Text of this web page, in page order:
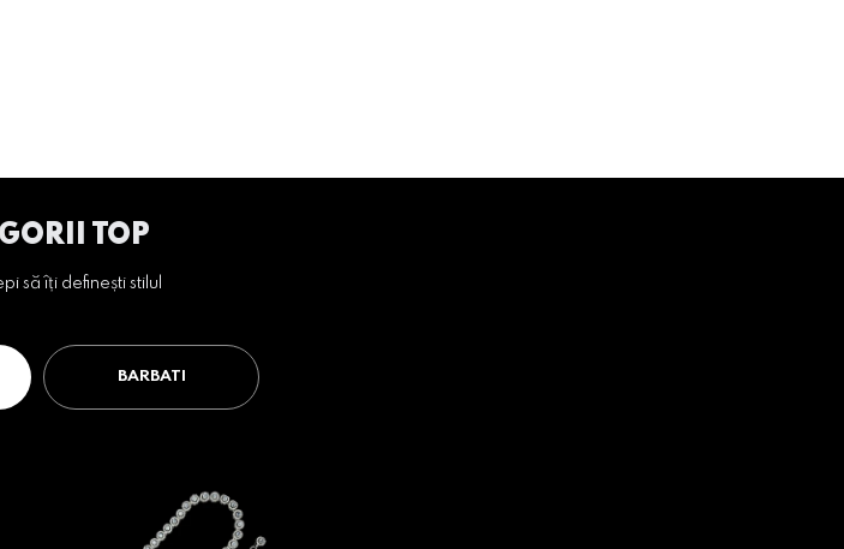
TOP
să îți definești stilul
BARBATI